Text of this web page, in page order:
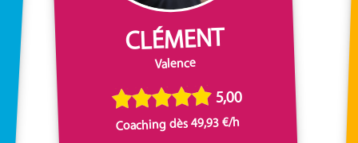
CLÉMENT
Valence
5,00
Coaching dès 49,93 €/h